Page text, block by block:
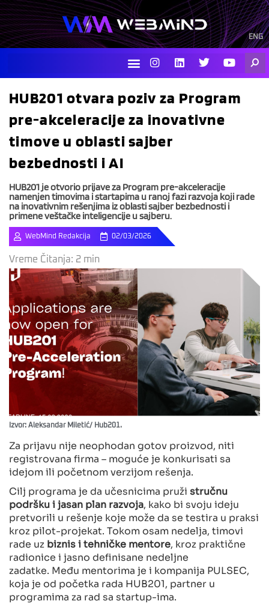
Skip
to
content
ENG
I
n
s
a
r
m
L
i
n
e
i
T
w
i
t
r
Y
o
u
u
HUB201 otvara poziv za Program
pre-akceleracije za inovativne
timove u oblasti sajber
bezbednosti i AI
HUB201 je otvorio prijave za Program pre-akceleracije
namenjen timovima i startapima u ranoj fazi razvoja koji rade
na inovativnim rešenjima iz oblasti sajber bezbednosti i
primene veštačke inteligencije u sajberu.
WebMind Redakcija 02/03/2026
Vreme Čitanja: 2 min
Izvor: Aleksandar Miletić/ Hub201.
Za prijavu nije neophodan gotov proizvod, niti
registrovana firma – moguće je konkurisati sa
idejom ili početnom verzijom rešenja.
Cilj programa je da učesnicima pruži stručnu
podršku i jasan plan razvoja, kako bi svoju ideju
pretvorili u rešenje koje može da se testira u praksi
kroz pilot-projekat. Tokom osam nedelja, timovi
rade uz biznis i tehničke mentore, kroz praktične
radionice i jasno definisane nedeljne
zadatke. Među mentorima je i kompanija PULSEC,
koja je od početka rada HUB201, partner u
programima za rad sa startup-ima.